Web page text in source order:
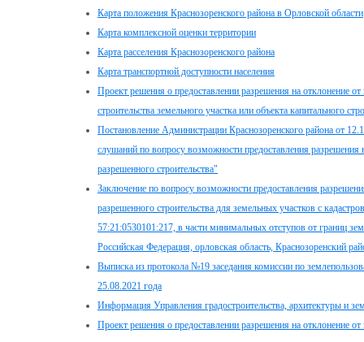
Карта положения Краснозоренского района в Орловской области
Карта комплексной оценки территории
Карта расселения Краснозоренского района
Карта транспортной доступности населения
Проект решения о предоставлении разрешения на отклонение
строительства земельного участка или объекта капитального
Постановление Администрации Краснозоренского района от
слушаний по вопросу возможности предоставления разрешения
разрешенного строительства"
Заключение по вопросу возможности предоставления
разрешенного строительства для земельных участков с
57:21:0530101:217, в части минимальных отступов от границ
Российская Федерация, орловская область, Краснозоренский
Выписка из протокола №19 заседания комиссии по
25.08.2021 года
Информация Управления градостроительства, архитектуры и
Проект решения о предоставлении разрешения на отклонение